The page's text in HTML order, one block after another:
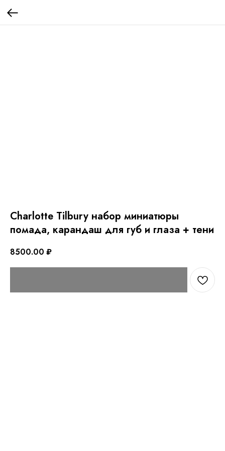
Charlotte Tilbury набор миниатюры
помада, карандаш для губ и глаза + тени
8500.00 ₽